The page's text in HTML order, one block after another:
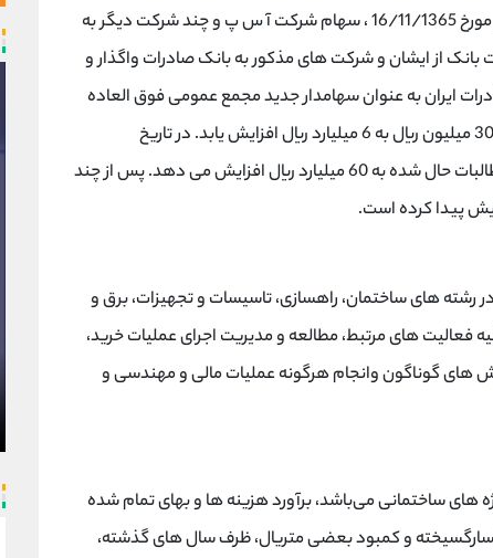
سهامداران فوق الذکر در شرکت آ س پ گردید. در مورخ 16/11/1365 ، سهام شرکت آ س پ و چند شرکت دیگر به
بانک از ایشان و شرکت های مذکور به بانک صادرات واگذار و
در تاریخ 17/12/1371 بانک صادرات ایران به عنوان سهامدار جدید مجمع عمومی فوق العاده
تشکیل داد و مصوب نمود سرمایه شرکت از مبلغ 30 میلیون ریال به 6 میلیارد ریال افزایش یابد. در تاریخ
24/2/86 شرکت آ س پ سرمایه خود را از محل مطالبات حال شده به 60 میلیارد ریال افزایش می دهد. پس از چند
رشته های ساختمان، راهسازی، تاسیسات و تجهیزات، برق و
فعالیت های مرتبط، مطالعه و مدیریت اجرای عملیات خرید،
های گوناگون وانجام هرگونه عملیات مالی و مهندسی و
ساختمانی می‌باشد، برآورد هزینه ها و بهای تمام شده
و کمبود بعضی متریال، ظرف سال های گذشته،